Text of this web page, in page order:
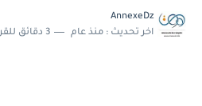
AnnexeDz
اخر تحديث : منذ عام 3 دقائق للقراءة